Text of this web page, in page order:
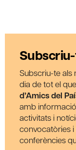
Subscriu-te als
dia de tot el
d’Amics del
amb
activitats i
convocatòries i
conferències